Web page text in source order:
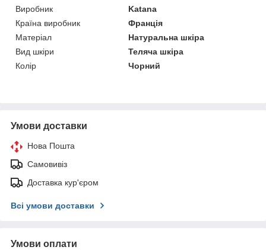
Виробник
Katana
Країна виробник
Франція
Матеріал
Натуральна шкіра
Вид шкіри
Теляча шкіра
Колір
Чорний
Умови доставки
Нова Пошта
Самовивіз
Доставка кур'єром
Всі умови доставки
Умови оплати